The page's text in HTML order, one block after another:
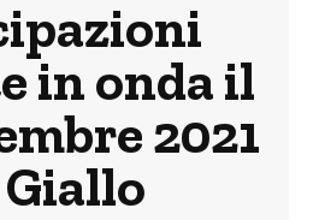
in onda il
2021